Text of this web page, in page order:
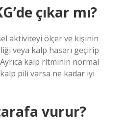
çıkar mı?
aktiviteyi ölçer ve kişinin
veya kalp hasarı geçirip
kalp ritminin normal
pili varsa ne kadar iyi
vurur?